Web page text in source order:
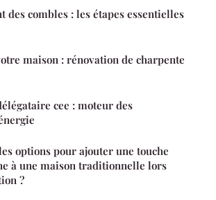
des combles : les étapes essentielles
maison : rénovation de charpente
cee : moteur des
options pour ajouter une touche
à une maison traditionnelle lors
?